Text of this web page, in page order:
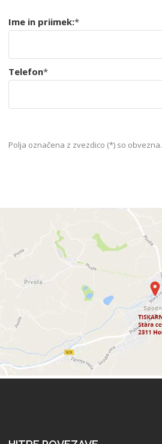
Ime in priimek:*
Telefon*
Polja označena z zvezdico (*) so obvezna.